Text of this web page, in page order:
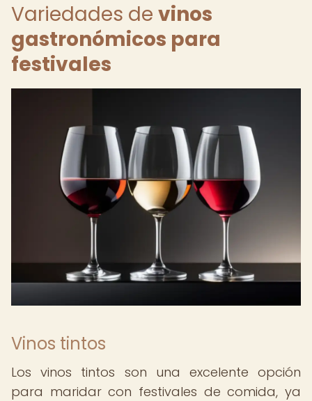
Variedades de vinos
gastronómicos para
festivales
Vinos tintos
Los vinos tintos son una excelente opción
para maridar con festivales de comida, ya